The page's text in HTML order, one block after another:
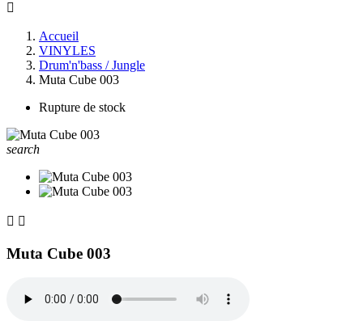

Accueil
VINYLES
Drum'n'bass / Jungle
Muta Cube 003
Rupture de stock
search
 
Muta Cube 003